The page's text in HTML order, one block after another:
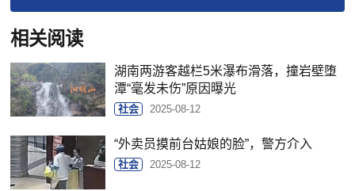
相关阅读
湖南两游客越栏5米瀑布滑落，撞岩壁堕
潭“毫发未伤”原因曝光
社会 2025-08-12
“外卖员摸前台姑娘的脸”，警方介入
社会 2025-08-12